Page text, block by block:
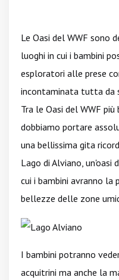
Le Oasi del WWF sono
luoghi in cui i bambini
esploratori alle prese
incontaminata tutta da
Tra le Oasi del WWF
dobbiamo portare
una bellissima gita
Lago di Alviano, un'oasi
cui i bambini avranno
bellezze delle zone
I bambini potranno
acquitrini ma anche la